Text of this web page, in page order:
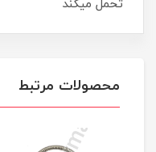
تحمل میکند
محصولات مرتبط